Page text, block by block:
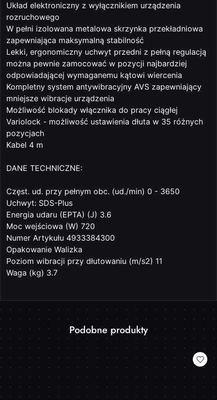
Układ elektroniczny z wyłącznikiem urządzenia
rozruchowego
W pełni izolowana metalowa skrzynka przekładniowa
zapewniająca maksymalną stabilność
Lekki, ergonomiczny uchwyt przedni z pełną regulacją
można pewnie zamocować w pozycji najbardziej
odpowiadającej wymaganemu kątowi wiercenia
Kompletny system antywibracyjny AVS zapewniający
mniejsze wibracje urządzenia
Możliwość blokady włącznika do pracy ciągłej
Variolock - możliwość ustawienia dłuta w 35 różnych
pozycjach
Kabel 4 m
DANE TECHNICZNE:
Częst. ud. przy pełnym obc. (ud./min) 0 - 3650
Uchwyt: SDS-Plus
Energia udaru (EPTA) (J) 3.6
Moc wejściowa (W) 720
Numer Artykułu 4933384300
Opakowanie Walizka
Poziom wibracji przy dłutowaniu (m/s2) 11
Waga (kg) 3.7
Pomiń karuzelę produktów
Produkty
statusie:
Podobne produkty